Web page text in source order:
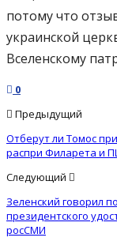
потому что
украинской
Вселенскому
0
Предыдущий
Отберут ли Томос
распри Филарета и
Следующий
Зеленский говорил
президентского
росСМИ